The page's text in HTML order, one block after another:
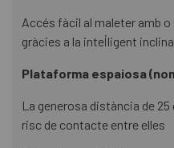
Accés fàcil al maleter amb
gràcies a la intel·ligent
Plataforma espaiosa
La generosa distància de
risc de contacte entre elles